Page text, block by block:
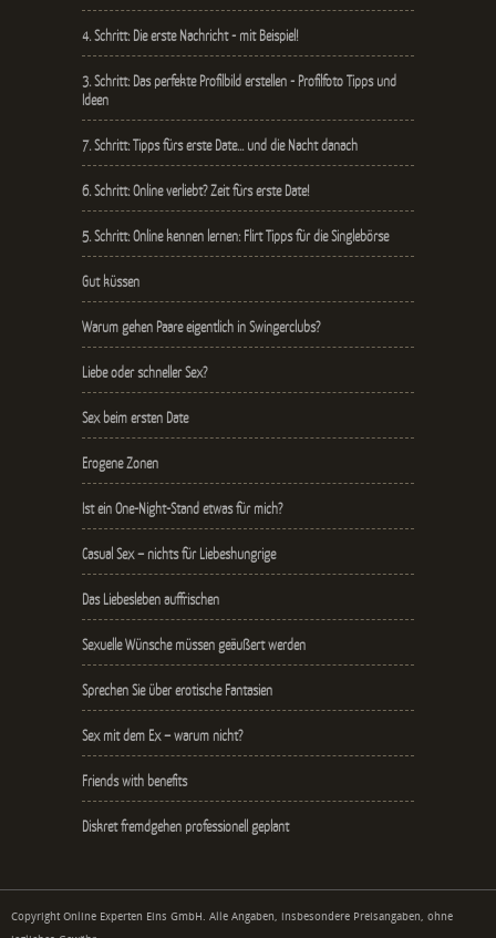
4. Schritt: Die erste Nachricht - mit Beispiel!
3. Schritt: Das perfekte Profilbild erstellen - Profilfoto Tipps und
Ideen
7. Schritt: Tipps fürs erste Date… und die Nacht danach
6. Schritt: Online verliebt? Zeit fürs erste Date!
5. Schritt: Online kennen lernen: Flirt Tipps für die Singlebörse
Gut küssen
Warum gehen Paare eigentlich in Swingerclubs?
Liebe oder schneller Sex?
Sex beim ersten Date
Erogene Zonen
Ist ein One-Night-Stand etwas für mich?
Casual Sex – nichts für Liebeshungrige
Das Liebesleben auffrischen
Sexuelle Wünsche müssen geäußert werden
Sprechen Sie über erotische Fantasien
Sex mit dem Ex – warum nicht?
Friends with benefits
Diskret fremdgehen professionell geplant
Copyright Online Experten Eins GmbH. Alle Angaben, insbesondere Preisangaben, ohne